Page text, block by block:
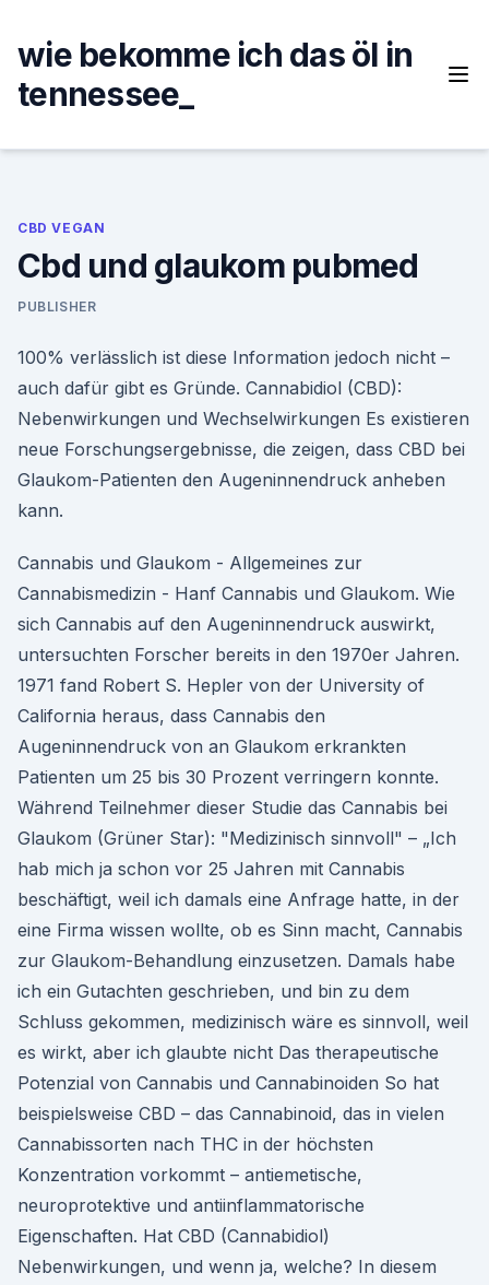
content
wie bekomme ich das öl in
tennessee_
CBD VEGAN
Cbd und glaukom pubmed
PUBLISHER
100% verlässlich ist diese Information jedoch nicht –
auch dafür gibt es Gründe. Cannabidiol (CBD):
Nebenwirkungen und Wechselwirkungen Es existieren
neue Forschungsergebnisse, die zeigen, dass CBD bei
Glaukom-Patienten den Augeninnendruck anheben
kann.
Cannabis und Glaukom - Allgemeines zur
Cannabismedizin - Hanf Cannabis und Glaukom. Wie
sich Cannabis auf den Augeninnendruck auswirkt,
untersuchten Forscher bereits in den 1970er Jahren.
1971 fand Robert S. Hepler von der University of
California heraus, dass Cannabis den
Augeninnendruck von an Glaukom erkrankten
Patienten um 25 bis 30 Prozent verringern konnte.
Während Teilnehmer dieser Studie das Cannabis bei
Glaukom (Grüner Star): "Medizinisch sinnvoll" – „Ich
hab mich ja schon vor 25 Jahren mit Cannabis
beschäftigt, weil ich damals eine Anfrage hatte, in der
eine Firma wissen wollte, ob es Sinn macht, Cannabis
zur Glaukom-Behandlung einzusetzen. Damals habe
ich ein Gutachten geschrieben, und bin zu dem
Schluss gekommen, medizinisch wäre es sinnvoll, weil
es wirkt, aber ich glaubte nicht Das therapeutische
Potenzial von Cannabis und Cannabinoiden So hat
beispielsweise CBD – das Cannabinoid, das in vielen
Cannabissorten nach THC in der höchsten
Konzentration vorkommt – antiemetische,
neuroprotektive und antiinflammatorische
Eigenschaften. Hat CBD (Cannabidiol)
Nebenwirkungen, und wenn ja, welche? In diesem